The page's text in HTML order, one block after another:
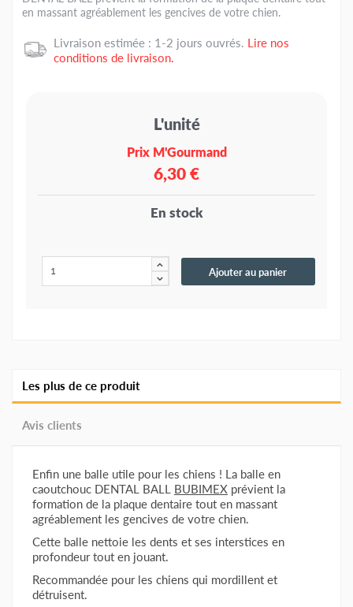
en massant agréablement les gencives de votre chien.
Livraison estimée : 1-2 jours ouvrés. Lire nos
conditions de livraison.
L'unité
Prix M'Gourmand
6,30 €
En stock
Ajouter au panier
Les plus de ce produit
Avis clients
Enfin une balle utile pour les chiens ! La balle en
caoutchouc DENTAL BALL BUBIMEX prévient la
formation de la plaque dentaire tout en massant
agréablement les gencives de votre chien.
Cette balle nettoie les dents et ses interstices en
profondeur tout en jouant.
Recommandée pour les chiens qui mordillent et
détruisent.